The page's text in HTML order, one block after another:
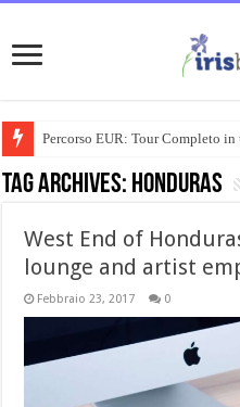
Percorso EUR: Tour Completo in
Tag Archives: honduras
West End of
lounge and artist
Febbraio 23, 2017 0